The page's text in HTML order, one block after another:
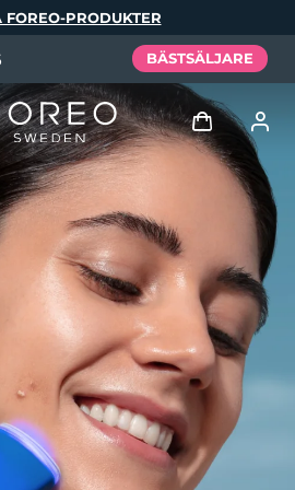
FOREO-PRODUKTER
BÄSTSÄLJARE
Logga in
Användarprofil
Mina enheter
Mina beställningar
Mina adresser
Mina prenumerationer
Tech Elixir
Set
Español
Português
Русский
中文 繁體中文